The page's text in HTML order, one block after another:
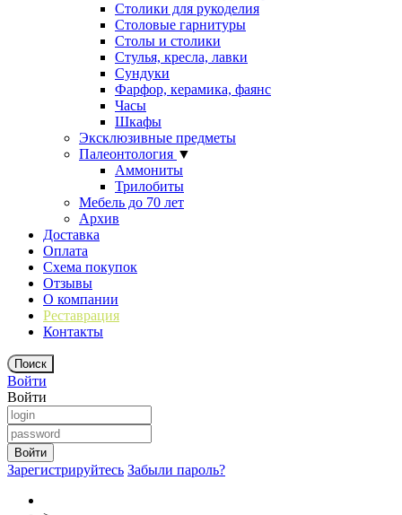
Столики для рукоделия
Столовые гарнитуры
Столы и столики
Стулья, кресла, лавки
Сундуки
Фарфор, керамика, фаянс
Часы
Шкафы
Эксклюзивные предметы
Палеонтология ▼
Аммониты
Трилобиты
Мебель до 70 лет
Архив
Доставка
Оплата
Схема покупок
Отзывы
О компании
Реставрация
Контакты
Войти
Войти
Зарегистрируйтесь Забыли пароль?